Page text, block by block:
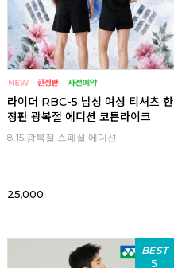
라이더 RBC-5 남성 여성 티셔츠 한
정판 광복절 에디션 코튼라이크
8.15 광복절 스페셜 에디션
25,000
BEST
5